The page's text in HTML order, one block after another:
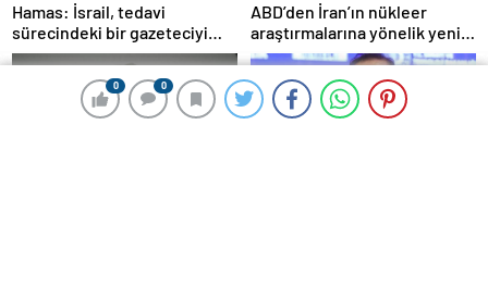
0 0
0 0
Hamas: İsrail, tedavi
sürecindeki bir gazeteciyi
öldürerek savaş suçu
ABD’den İran’ın nükleer
araştırmalarına yönelik yeni
yaptırımlar